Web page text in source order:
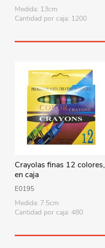
Medida: 13cm
Cantidad por caja: 1200
Crayolas finas 12 colores,
en caja
E0195
Medida: 7.5cm
Cantidad por caja: 480